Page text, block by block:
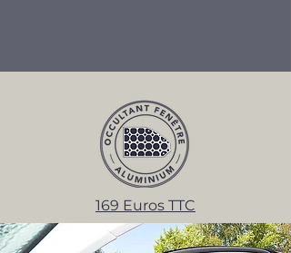
169 Euros TTC